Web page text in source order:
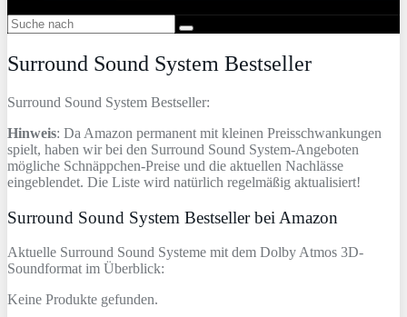
Surround Sound System Bestseller
Surround Sound System Bestseller:
Hinweis: Da Amazon permanent mit kleinen Preisschwankungen
spielt, haben wir bei den Surround Sound System-Angeboten
mögliche Schnäppchen-Preise und die aktuellen Nachlässe
eingeblendet. Die Liste wird natürlich regelmäßig aktualisiert!
Surround Sound System Bestseller bei Amazon
Aktuelle Surround Sound Systeme mit dem Dolby Atmos 3D-
Soundformat im Überblick:
Keine Produkte gefunden.